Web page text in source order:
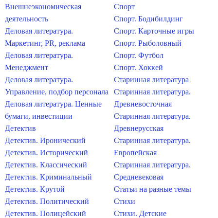
Внешнеэкономическая
деятельность
Деловая литература.
Маркетинг, PR, реклама
Деловая литература.
Менеджмент
Деловая литература.
Управление, подбор персонала
Деловая литература. Ценные
бумаги, инвестиции
Детектив
Детектив. Иронический
Детектив. Исторический
Детектив. Классический
Детектив. Криминальный
Детектив. Крутой
Детектив. Политический
Детектив. Полицейский
Спорт
Спорт. Бодибилдинг
Спорт. Карточные игры
Спорт. Рыболовный
Спорт. Футбол
Спорт. Хоккей
Старинная литература
Старинная литература.
Древневосточная
Старинная литература.
Древнерусская
Старинная литература.
Европейская
Старинная литература.
Средневековая
Статьи на разные темы
Стихи
Стихи. Детские